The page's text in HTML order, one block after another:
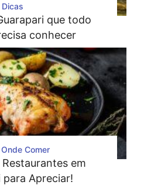
Dicas
que todo
conhecer
Onde Comer
em
para Apreciar!